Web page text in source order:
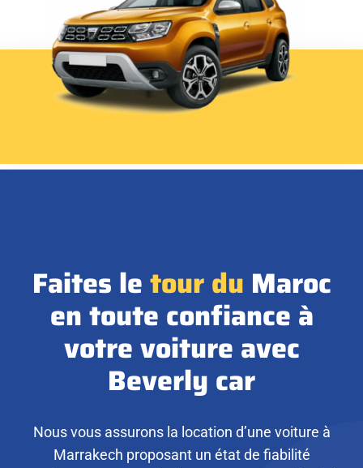
Faites letourdu Maroc
en toute confiance à
votre voiture avec
Beverly car
Nous vous assurons la location d’une voiture à
Marrakech proposant un état de fiabilité